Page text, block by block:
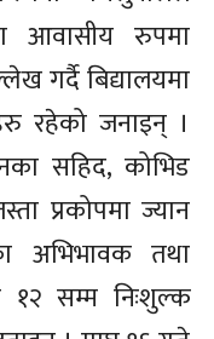
आवासीय रुपमा
गर्दै बिद्यालयमा
रहेको जनाइन् ।
सहिद, कोभिड
प्रकोपमा ज्यान
अभिभावक तथा
१२ सम्म निःशुल्क